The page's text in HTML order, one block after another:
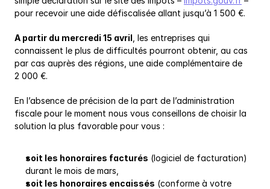
pour recevoir une aide défiscalisée allant jusqu’à 1 500 €.
A partir du mercredi 15 avril , les entreprises qui
connaissent le plus de difficultés pourront obtenir, au cas
par cas auprès des régions, une aide complémentaire de
2 000 €.
En l’absence de précision de la part de l’administration
fiscale pour le moment nous vous conseillons de choisir la
solution la plus favorable pour vous :
soit les honoraires facturés (logiciel de facturation)
durant le mois de mars,
soit les honoraires encaissés (conforme à votre